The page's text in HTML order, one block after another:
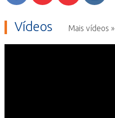
Vídeos Mais vídeos »